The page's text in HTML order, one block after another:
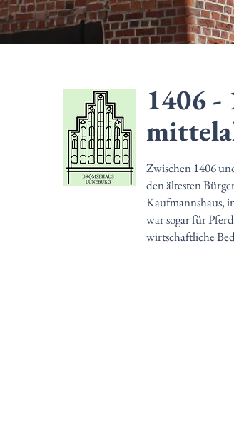
1406 -
Zwischen 1406
den ältesten
Kaufmannshaus,
war sogar für
wirtschaftliche